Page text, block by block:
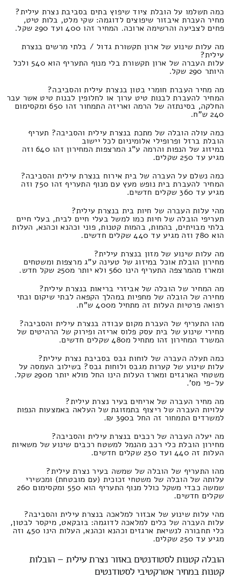
כמה תשלמו על הובלת ציוד שיפוץ בתים בסביבת נצרת עילית?
מחיר העברת איבזור שיפוצים לדוגמה: שקי מלט, בלות טיט,
פחים לצביעה והרשימה ארוכה. המחיר זהו 400 ועד 290 שקל.
מה עלות שינוע של ארון תקשורת גדול / בלתי מרשים בנצרת
עילית?
עלות העברה של ארון תקשורת בלי מנוף התעריף הוא 540 ולכל
היותר 290 שקל.
מה מחיר העברת חומרי בטון בנצרת עילית והסביבה?
המחיר להעברת לבנות טיט ערוך או לחלופין לבנות טיט אשר עבר
החלקה, בסינתזה של הרמה ואריזה התמחור זהו 650 ומקסימום
240 ש"ח.
כמה עולה הובלה של מתכת בנצרת עילית והסביבה? תעריף
הובלת ברזל ופרופילי אלומיניום לכל יישוב
במיזוג של הנפות והרמה ע"ג המרצפות המחירון זהו 640 וזה
מגיע עד 250 שקלים.
כמה נשלם על העברה של בית אירוח בנצרת עילית והסביבה?
המחיר להעברת בית נופש מעץ עם מנוף התעריף זהו 750 וזה
מגיע עד 360 שקלים חדשים.
מהי עלות העברה של חיות בית בנצרת עילית?
תעריפי הובלה של חיות כמו למשל בעלי חיים לבית, בעלי חיים
בלתי מבויתים, בהמות, בהמות קטנות, פוני וכהנא וכהנא, העלות
הוא 780 וזה מגיע עד 440 שקלים חדשים.
מה עלות שינוע של מזון בנצרת עילית?
מחירון הובלת אוכל במיזוג של טעינה ע"ג מרצפות ומשטחים
ומארז מהמרצפה התעריף הינו 560 ולא יותר מ250 שקל חדש.
מה המחיר של הובלה של אביזרי בריאות בנצרת עילית?
מחירה של הובלה של מחפיות במהלך הקפאה לבתי שיקום ובתי
רפואה פרטיות העלות זה מתחיל מ400 ש"ח.
מהו התעריף של העברת מקום עבודה בנצרת עילית והסביבה?
מחירי שינוע של בית עסק פלוס אריזה ופירוק של הרהיטים של
המשרד המחירון זהו מתחיל מ480 שקלים חדשים.
כמה תעלה העברה של לוחות גבס בסביבת נצרת עילית?
עלות שינוע של קערות מגבס ולוחות גבס? בשילוב העמסה על
משטחי הארגזים ומארז העלות הינו החל מולא יותר מ290 שקל.
על-פי מס'.
מה מחיר העברה של אריחים בעיר נצרת עילית?
עלויות העברה של ריצוף בתמזוגת של העלאה באמצעות הנפות
למשרדים התמחור זה החל ב390 ₪.
מה יעלה העברה של רכבים בנצרת עילית והסביבה?
מחירון הובלת כלי רכב מהנמל למשטח רכבים שינוע של משאיות
העלות זה 440 ועד 230 שקלים חדשים.
מהו התעריף של הובלה של שמשה בעיר נצרת עילית?
עלותה של הובלה של משטחי זכוכית (עם מובטחת) ומכשירי
שמשה כבדי משקל כולל מנוף התעריף הוא 550 ומקסימום 260
שקלים חדשים.
מהי עלות שינוע של אבזור למלאכה בנצרת עילית והסביבה?
עלות העברה של כלים למלאכה לדוגמה: בובקאט, מיקסר לבטון,
כלי תחבורה לנשיאת ארגזים וכהנא וכהנא, העלות הינו 450 וזה
מגיע עד 250 שקלים.
הובלה קטנות לסטודנטים באזור נצרת עילית – הובלות
קטנות במחיר אטרקטיבי לסטודנטים